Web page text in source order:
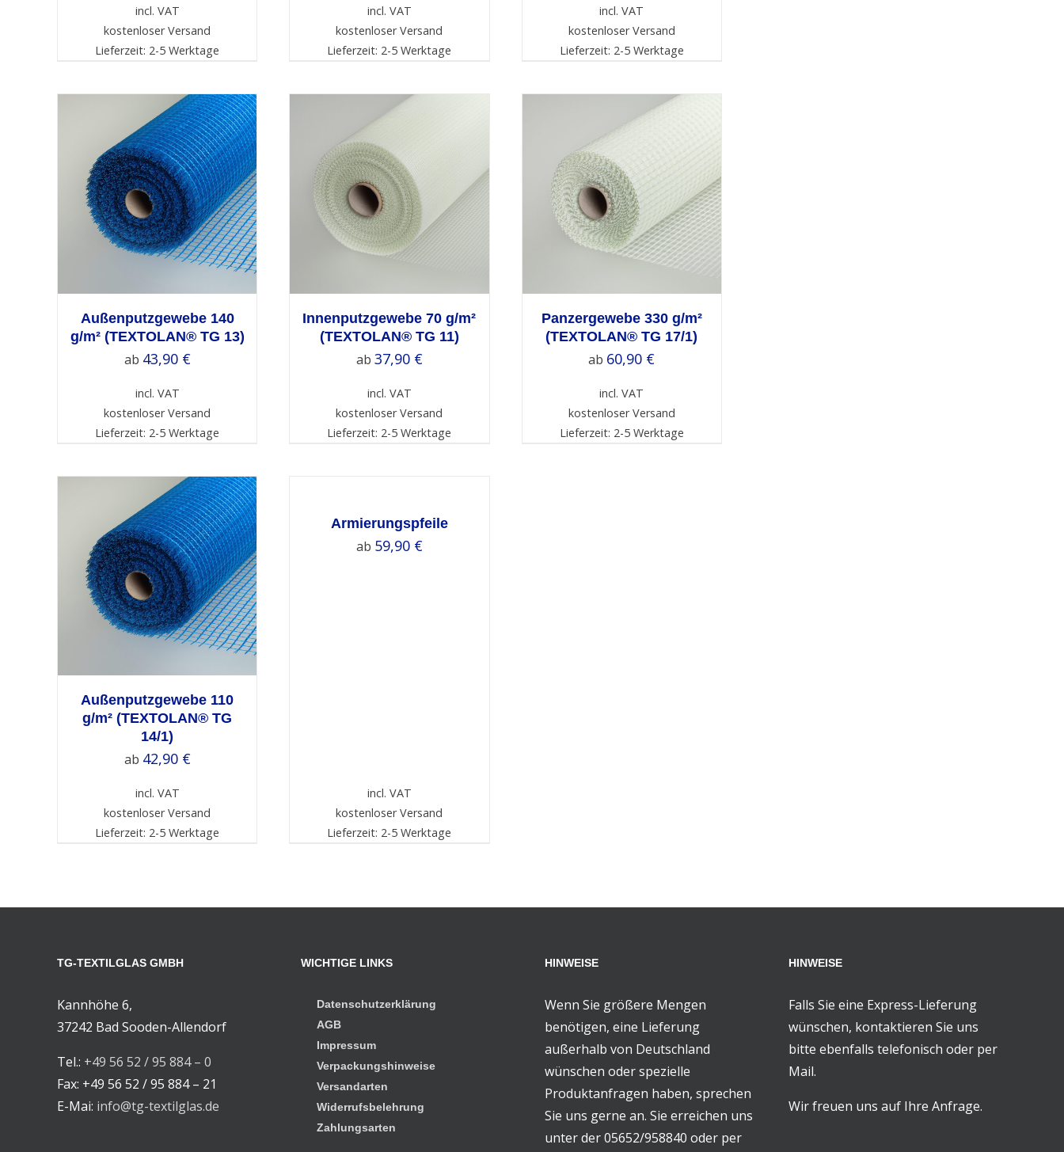
incl. VAT
kostenloser Versand
Lieferzeit: 2-5 Werktage
incl. VAT
kostenloser Versand
Lieferzeit: 2-5 Werktage
incl. VAT
kostenloser Versand
Lieferzeit: 2-5 Werktage
Außenputzgewebe 140
g/m² (TEXTOLAN® TG 13)
ab 43,90 €
incl. VAT
kostenloser Versand
Lieferzeit: 2-5 Werktage
SELECT OPTIONS / DETAILS
Innenputzgewebe 70 g/m²
(TEXTOLAN® TG 11)
ab 37,90 €
incl. VAT
kostenloser Versand
Lieferzeit: 2-5 Werktage
SELECT OPTIONS DETAILS
Panzergewebe 330 g/m²
(TEXTOLAN® TG 17/1)
ab 60,90 €
incl. VAT
kostenloser Versand
Lieferzeit: 2-5 Werktage
Außenputzgewebe 110
g/m² (TEXTOLAN® TG
14/1)
ab 42,90 €
incl. VAT
kostenloser Versand
Lieferzeit: 2-5 Werktage
Armierungspfeile
ab 59,90 €
incl. VAT
kostenloser Versand
Lieferzeit: 2-5 Werktage
TG-TEXTILGLAS GMBH
Kannhöhe 6,
37242 Bad Sooden-Allendorf
Tel.: +49 56 52 / 95 884 – 0
Fax: +49 56 52 / 95 884 – 21
E-Mai: info@tg-textilglas.de
WICHTIGE LINKS
Datenschutzerklärung
AGB
Impressum
Verpackungshinweise
Versandarten
Widerrufsbelehrung
Zahlungsarten
HINWEISE
Wenn Sie größere Mengen
benötigen, eine Lieferung
außerhalb von Deutschland
wünschen oder spezielle
Produktanfragen haben, sprechen
Sie uns gerne an. Sie erreichen uns
unter der 05652/958840 oder per
HINWEISE
Falls Sie eine Express-Lieferung
wünschen, kontaktieren Sie uns
bitte ebenfalls telefonisch oder per
Mail.
Wir freuen uns auf Ihre Anfrage.